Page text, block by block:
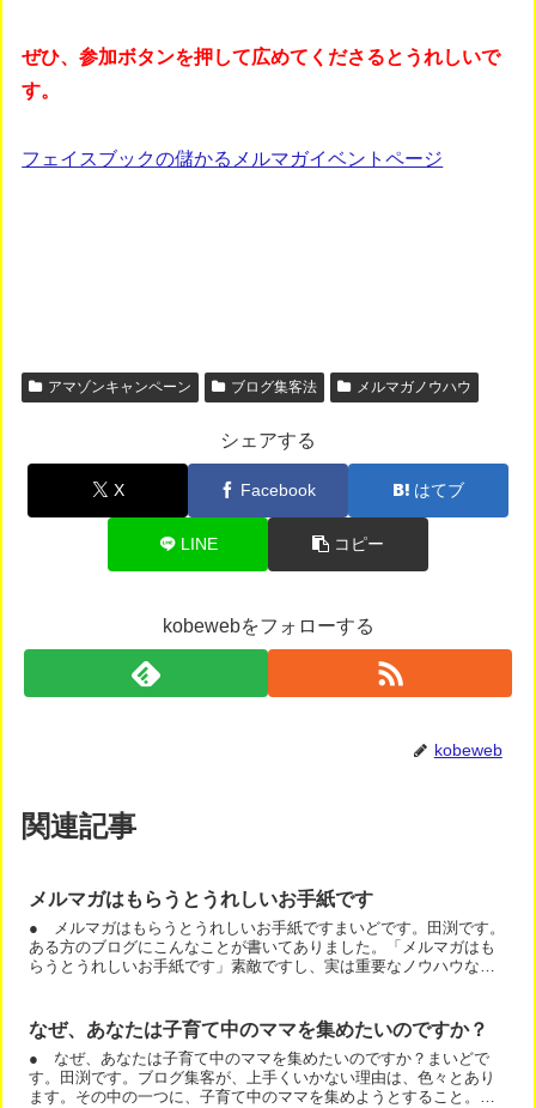
ぜひ、参加ボタンを押して広めてくださるとうれしいで
す。
フェイスブックの儲かるメルマガイベントページ
アマゾンキャンペーン ブログ集客法 メルマガノウハウ
シェアする
X Facebook はてブ
LINE コピー
kobewebをフォローする
kobeweb
関連記事
メルマガはもらうとうれしいお手紙です
● メルマガはもらうとうれしいお手紙ですまいどです。田渕です。
ある方のブログにこんなことが書いてありました。「メルマガはも
らうとうれしいお手紙です」素敵ですし、実は重要なノウハウなの
なぜ、あなたは子育て中のママを集めたいのですか？
● なぜ、あなたは子育て中のママを集めたいのですか？まいどで
す。田渕です。ブログ集客が、上手くいかない理由は、色々とあり
ます。その中の一つに、子育て中のママを集めようとすること。が